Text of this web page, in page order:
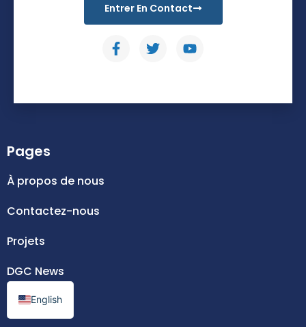
Entrer En Contact
Pages
À propos de nous
Contactez-nous
Projets
DGC News
English